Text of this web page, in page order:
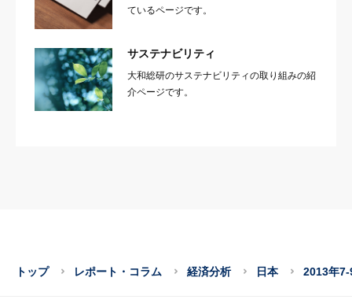
ているページです。
サステナビリティ
大和総研のサステナビリティの取り組みの紹
介ページです。
トップ レポート・コラム 経済分析 日本 2013年7-